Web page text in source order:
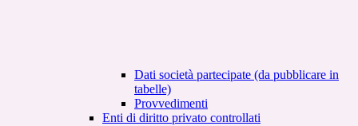
Dati società partecipate (da pubblicare in
tabelle)
Provvedimenti
Enti di diritto privato controllati